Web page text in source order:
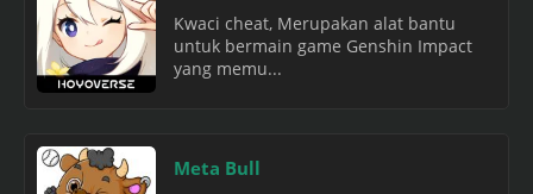
Kwaci cheat, Merupakan alat bantu
untuk bermain game Genshin Impact
yang memu...
Meta Bull